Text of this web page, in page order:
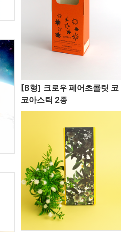
[B형] 크로우 페어초콜릿 코
코아스틱 2종